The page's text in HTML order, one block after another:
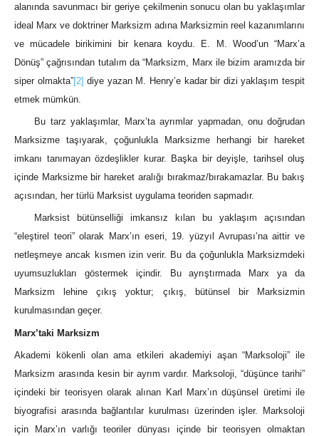
alanında savunmacı bir geriye çekilmenin sonucu olan bu yaklaşımlar
ideal Marx ve doktriner Marksizm adına Marksizmin reel kazanımlarını
ve mücadele birikimini bir kenara koydu. E. M. Wood’un “Marx’a
Dönüş” çağrısından tutalım da “Marksizm, Marx ile bizim aramızda bir
siper olmakta”[2] diye yazan M. Henry’e kadar bir dizi yaklaşım tespit
etmek mümkün.
Bu tarz yaklaşımlar, Marx’ta ayrımlar yapmadan, onu doğrudan
Marksizme taşıyarak, çoğunlukla Marksizme herhangi bir hareket
imkanı tanımayan özdeşlikler kurar. Başka bir deyişle, tarihsel oluş
içinde Marksizme bir hareket aralığı bırakmaz/bırakamazlar. Bu bakış
açısından, her türlü Marksist uygulama teoriden sapmadır.
Marksist bütünselliği imkansız kılan bu yaklaşım açısından
“eleştirel teori” olarak Marx’ın eseri, 19. yüzyıl Avrupası’na aittir ve
netleşmeye ancak kısmen izin verir. Bu da çoğunlukla Marksizmdeki
uyumsuzlukları göstermek içindir. Bu ayrıştırmada Marx ya da
Marksizm lehine çıkış yoktur; çıkış, bütünsel bir Marksizmin
kurulmasından geçer.
Marx’taki Marksizm
Akademi kökenli olan ama etkileri akademiyi aşan “Marksoloji” ile
Marksizm arasında kesin bir ayrım vardır. Marksoloji, “düşünce tarihi”
içindeki bir teorisyen olarak alınan Karl Marx’ın düşünsel üretimi ile
biyografisi arasında bağlantılar kurulması üzerinden işler. Marksoloji
için Marx’ın varlığı teoriler dünyası içinde bir teorisyen olmaktan